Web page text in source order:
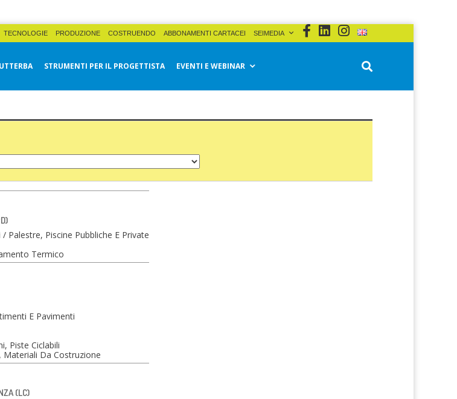
TECNOLOGIE PRODUZIONE COSTRUENDO ABBONAMENTI CARTACEI SEIMEDIA
STRUMENTI PER IL PROGETTISTA EVENTI E WEBINAR
Palestre, Piscine Pubbliche E Private
Termico
E Pavimenti
Piste Ciclabili
Materiali Da Costruzione
(LC)